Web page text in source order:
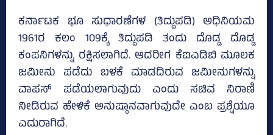
ಕರ್ನಾಟಕ ಭೂ ಸುಧಾರಣೆಗಳ (ತಿದ್ದುಪಡಿ) ಅಧಿನಿಯಮ
1961ರ ಕಲಂ 109ಕ್ಕೆ ತಿದ್ದುಪಡಿ ತಂದು ದೊಡ್ಡ ದೊಡ್ಡ
ಕಂಪನಿಗಳನ್ನು ರಕ್ಷಿಸಲಾಗಿದೆ. ಆದರೀಗ ಕೆಐಎಡಿಬಿ ಮೂಲಕ
ಜಮೀನು ಪಡೆದು ಬಳಕೆ ಮಾಡದಿರುವ ಜಮೀನುಗಳನ್ನು
ವಾಪಸ್‌ ಪಡೆಯಲಾಗುವುದು ಎಂದು ಸಚಿವ ನಿರಾಣಿ
ನೀಡಿರುವ ಹೇಳಿಕೆ ಅನುಷ್ಠಾನವಾಗುವುದೇ ಎಂಬ ಪ್ರಶ್ನೆಯೂ
ಎದುರಾಗಿದೆ.